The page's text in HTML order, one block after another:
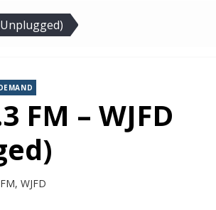
FM – WJFD
WJFD